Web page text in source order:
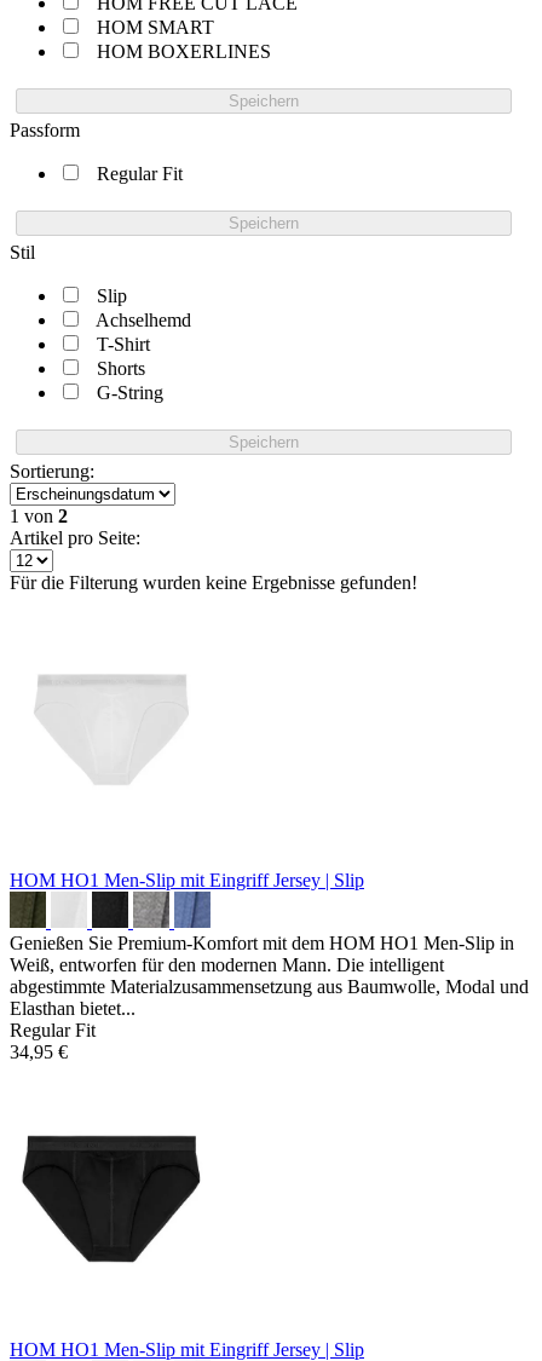
HOM SMART
HOM BOXERLINES
Speichern
Passform
Regular Fit
Speichern
Stil
Slip
Achselhemd
T-Shirt
Shorts
G-String
Speichern
Sortierung:
1 von 2
Artikel pro Seite:
Für die Filterung wurden keine Ergebnisse gefunden!
HOM HO1 Men-Slip mit EingriffJersey | Slip
Genießen Sie Premium-Komfort mit dem HOM HO1 Men-Slip in
Weiß, entworfen für den modernen Mann. Die intelligent
abgestimmte Materialzusammensetzung aus Baumwolle, Modal und
Elasthan bietet...
Regular Fit
34,95 €
HOM HO1 Men-Slip mit EingriffJersey | Slip